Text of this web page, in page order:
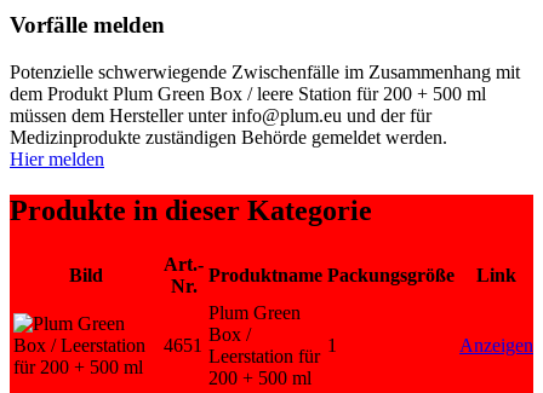
Vorfälle melden
Potenzielle schwerwiegende Zwischenfälle im Zusammenhang mit
dem Produkt Plum Green Box / leere Station für 200 + 500 ml
müssen dem Hersteller unter info@plum.eu und der für
Medizinprodukte zuständigen Behörde gemeldet werden.
Hier melden
Produkte in dieser Kategorie
Bild
Art.-
Nr.
Produktname Packungsgröße Link
4651
Plum Green
Box /
Leerstation für
200 + 500 ml
1 Anzeigen